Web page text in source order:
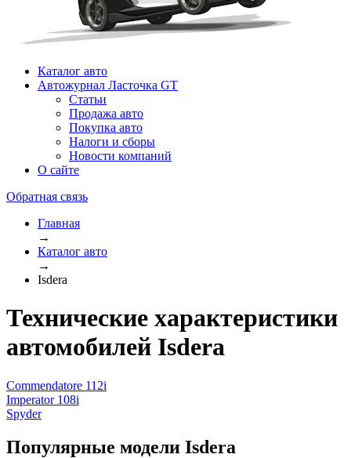
Каталог авто
Автожурнал Ласточка GT
Статьи
Продажа авто
Покупка авто
Налоги и сборы
Новости компаний
О сайте
Обратная связь
Главная
→
Каталог авто
→
Isdera
Технические характеристики
автомобилей Isdera
Commendatore 112i
Imperator 108i
Spyder
Популярные модели Isdera